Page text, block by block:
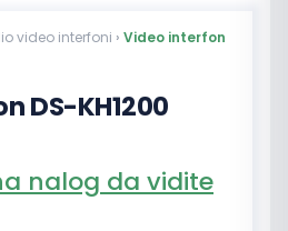
video interfoni › Video interfon
DS-KH1200
nalog da vidite